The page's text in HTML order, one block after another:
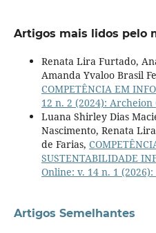
Artigos mais lidos pelo
Renata Lira Furtado,
Amanda Yvaloo Brasil
COMPETÊNCIA EM
12 n. 2 (2024): Archeion
Luana Shirley Dias
Nascimento, Renata
de Farias,
SUSTENTABILIDADE
Online: v. 14 n. 1
Artigos Semelhantes